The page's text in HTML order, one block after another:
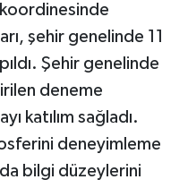
koordinesinde
şehir genelinde 11
Şehir genelinde
deneme
katılım sağladı.
deneyimleme
bilgi düzeylerini